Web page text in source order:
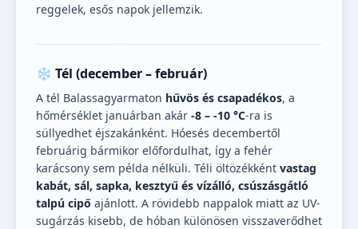
reggelek, esős napok jellemzik.
❄️ Tél (december – február)
A tél Balassagyarmaton hűvös és csapadékos, a
hőmérséklet januárban akár -8 – -10 °C-ra is
süllyedhet éjszakánként. Hóesés decembertől
februárig bármikor előfordulhat, így a fehér
karácsony sem példa nélküli. Téli öltözékként vastag
kabát, sál, sapka, kesztyű és vízálló, csúszásgátló
talpú cipő ajánlott. A rövidebb nappalok miatt az UV-
sugárzás kisebb, de hóban különösen visszaverődhet